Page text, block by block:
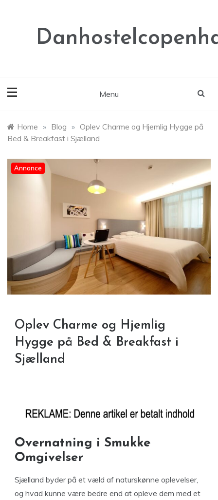
Menu
Home » Blog » Oplev Charme og Hjemlig Hygge på
Bed & Breakfast i Sjælland
Annonce
Oplev Charme og Hjemlig
Hygge på Bed & Breakfast i
Sjælland
Overnatning i Smukke
Omgivelser
Sjælland byder på et væld af naturskønne oplevelser,
og hvad kunne være bedre end at opleve dem med et